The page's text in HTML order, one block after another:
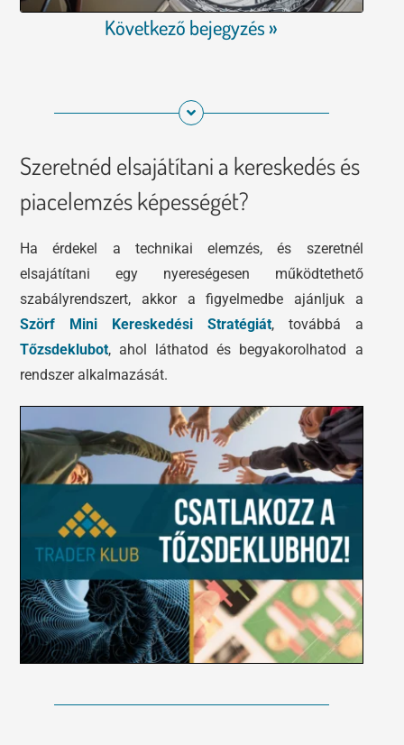
Következő bejegyzés »
Szeretnéd elsajátítani a kereskedés és
piacelemzés képességét?
Ha érdekel a technikai elemzés, és szeretnél
elsajátítani egy nyereségesen működtethető
szabályrendszert, akkor a figyelmedbe ajánljuk a
Szörf Mini Kereskedési Stratégiát, továbbá a
Tőzsdeklubot, ahol láthatod és begyakorolhatod a
rendszer alkalmazását.